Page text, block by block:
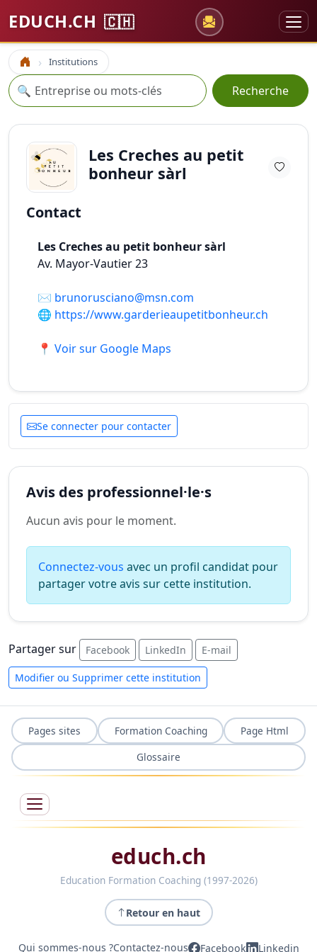
EDUCH.CH 🇨🇭
Accueil Institutions
Recherche
🔍 Recherche
Les Creches au petit
bonheur sàrl
Contact
Les Creches au petit bonheur sàrl
Av. Mayor-Vautier 23
✉️ brunorusciano@msn.com
🌐 https://www.garderieaupetitbonheur.ch
📍 Voir sur Google Maps
Se connecter pour contacter
Avis des professionnel·le·s
Aucun avis pour le moment.
Connectez-vous avec un profil candidat pour
partager votre avis sur cette institution.
Partager sur Facebook LinkedIn E-mail
Modifier ou Supprimer cette institution
Pages sites Formation Coaching
Page Html
Glossaire
educh.ch
Education Formation Coaching (1997-2026)
Retour en haut
Qui sommes-nous ?Contactez-nous Facebook Linkedin